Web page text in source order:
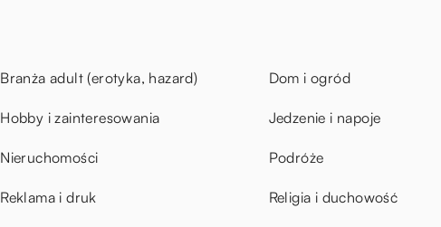
Branża adult (erotyka, hazard) Dom i ogród
Hobby i zainteresowania Jedzenie i napoje
Nieruchomości Podróże
Reklama i druk Religia i duchowość